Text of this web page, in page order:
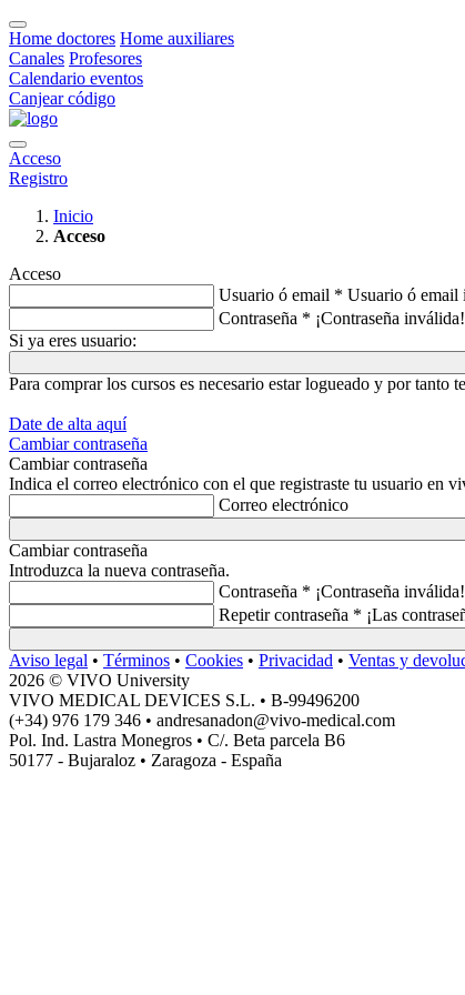
Home doctores Home auxiliares
Canales Profesores
Calendario eventos
Canjear código
Acceso
Registro
Inicio
Acceso
Acceso
Usuario ó email * Usuario ó email
Contraseña * ¡Contraseña inválida!
Si ya eres usuario:
Para comprar los cursos es necesario estar logueado y por
Date de alta aquí
Cambiar contraseña
Cambiar contraseña
Indica el correo electrónico con el que registraste tu usuario en
Correo electrónico
Cambiar contraseña
Introduzca la nueva contraseña.
Contraseña * ¡Contraseña inválida!
Repetir contraseña * ¡Las
Aviso legal • Términos • Cookies • Privacidad • Ventas y
2026 © VIVO University
VIVO MEDICAL DEVICES S.L. • B-99496200
(+34) 976 179 346 • andresanadon@vivo-medical.com
Pol. Ind. Lastra Monegros • C/. Beta parcela B6
50177 - Bujaraloz • Zaragoza - España